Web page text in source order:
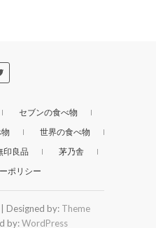
セブンの食べ物
世界の食べ物
印良品
茅乃舎
ポリシー
Designed by: Theme
by:WordPress